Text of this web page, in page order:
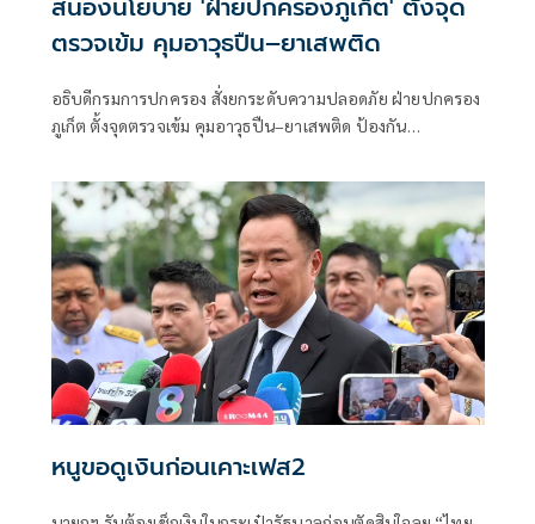
ตรวจเข้ม คุมอาวุธปืน–ยาเสพติด
อธิบดีกรมการปกครอง สั่งยกระดับความปลอดภัย ฝ่ายปกครอง
ภูเก็ต ตั้งจุดตรวจเข้ม คุมอาวุธปืน–ยาเสพติด ป้องกัน
หนูขอดูเงินก่อนเคาะเฟส2